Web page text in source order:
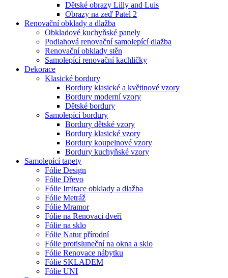
Dětské obrazy Lilly and Luis
Obrazy na zeď Patel 2
Renovační obklady a dlažba
Obkladové kuchyňské panely
Podlahová renovační samolepící dlažba
Renovační obklady stěn
Samolepící renovační kachličky
Dekorace
Klasické bordury
Bordury klasické a květinové vzory
Bordury moderní vzory
Dětské bordury
Samolepící bordury
Bordury dětské vzory
Bordury klasické vzory
Bordury koupelnové vzory
Bordury kuchyňské vzory
Samolepící tapety
Fólie Design
Fólie Dřevo
Fólie Imitace obklady a dlažba
Fólie Metráž
Fólie Mramor
Fólie na Renovaci dveří
Fólie na sklo
Fólie Natur přírodní
Fólie protisluneční na okna a sklo
Fólie Renovace nábytku
Fólie SKLADEM
Fólie UNI